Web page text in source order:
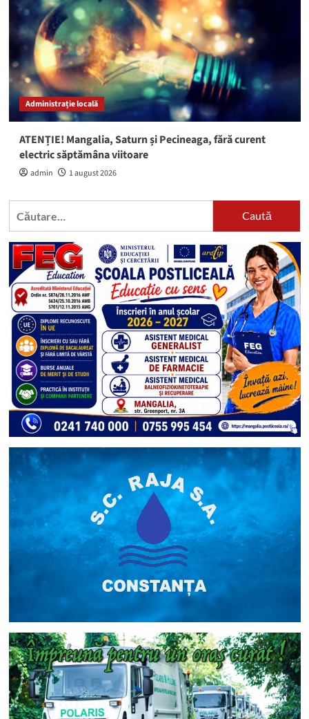
Administrație locală
ATENȚIE! Mangalia, Saturn și Pecineaga, fără curent
electric săptămâna viitoare
admin 1 august 2026
Caută